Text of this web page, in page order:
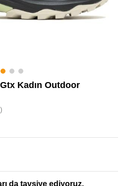
Kadın Outdoor
da tavsiye ediyoruz.